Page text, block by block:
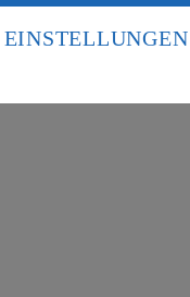
Standards nicht
US-amerikanische